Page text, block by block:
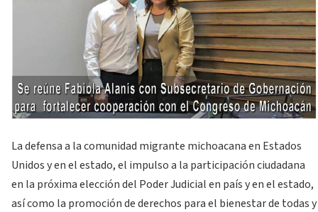
La defensa a la comunidad migrante michoacana en Estados
Unidos y en el estado, el impulso a la participación ciudadana
en la próxima elección del Poder Judicial en país y en el estado,
así como la promoción de derechos para el bienestar de todas y